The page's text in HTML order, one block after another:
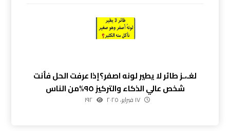
لغـ،ـز طائر لا يطير لونه اصفر؟إذا عرفت الحل فأنت
شخص عالي الذكاء والتركيز ٩٥%من الناس
١٧ فبراير، ٢٠٢٥ ١٩٢